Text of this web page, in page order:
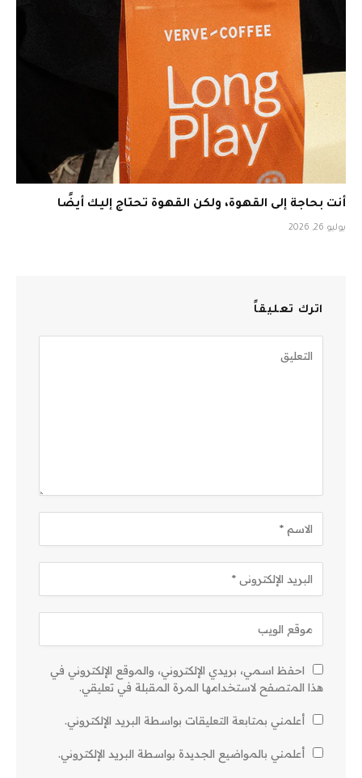
أنت بحاجة إلى القهوة، ولكن القهوة تحتاج إليك أيضًا
يوليو 26, 2026
اترك تعليقاً
احفظ اسمي، بريدي الإلكتروني، والموقع الإلكتروني في
هذا المتصفح لاستخدامها المرة المقبلة في تعليقي.
أعلمني بمتابعة التعليقات بواسطة البريد الإلكتروني.
أعلمني بالمواضيع الجديدة بواسطة البريد الإلكتروني.